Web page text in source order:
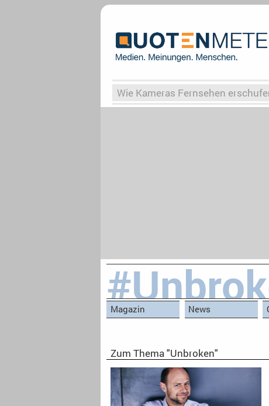
Wie Kameras Fernsehen
Magazin News
Zum Thema "Unbroken"